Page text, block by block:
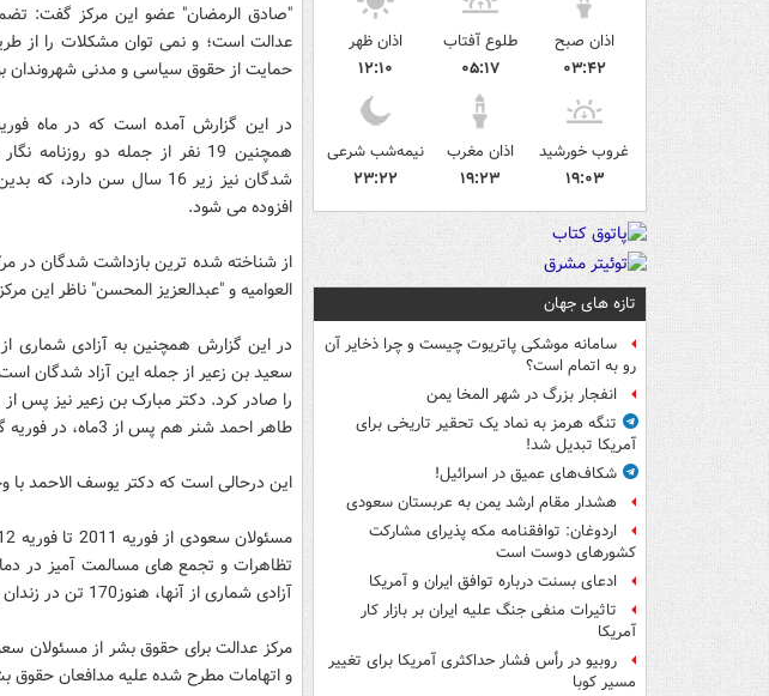
اذان صبح
۰۳:۴۲
طلوع آفتاب
۰۵:۱۷
اذان ظهر
۱۲:۱۰
غروب خورشید
۱۹:۰۳
اذان مغرب
۱۹:۲۳
نیمه‌شب شرعی
۲۳:۲۲
تازه های جهان
سامانه موشکی پاتریوت چیست و چرا ذخایر آن
رو به اتمام است؟
انفجار بزرگ در شهر المخا یمن
تنگه هرمز به نماد یک تحقیر تاریخی برای
آمریکا تبدیل شد!
شکاف‌های عمیق در اسرائیل!
هشدار مقام ارشد یمن به عربستان سعودی
اردوغان: توافقنامه مکه پذیرای مشارکت
کشورهای دوست است
ادعای بسنت درباره توافق ایران و آمریکا
تاثیرات منفی جنگ علیه ایران بر بازار کار
آمریکا
روبیو در رأس فشار حداکثری آمریکا برای تغییر
مسیر کوبا
"صادق الرمضان" عضو این مرکز گفت:
عدالت است؛ و نمی توان مشکلات را از
حمایت از حقوق سیاسی و مدنی شهروندان
همچنین 19 نفر از جمله دو
افزوده می شود.
از شناخته شده ترین بازداشت شدگان در
العوامیه و "عبدالعزیز المحسن" ناظر این
در این گزارش همچنین به آزادی شماری
طاهر احمد شنر هم پس از 3ماه، در فوریه گذشته آزاد شدند.
این درحالی است که دکتر یوسف الاحمد
تظاهرات و تجمع های مسالمت آمیز در
آزادی شماری از آنها، هنوز170 تن در زندان به سر می برند.
مرکز عدالت برای حقوق بشر از مسئولان
و اتهامات مطرح شده علیه مدافعان حقوق